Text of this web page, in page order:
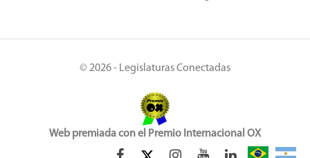
© 2026 - Legislaturas Conectadas
Web premiada con el Premio Internacional OX